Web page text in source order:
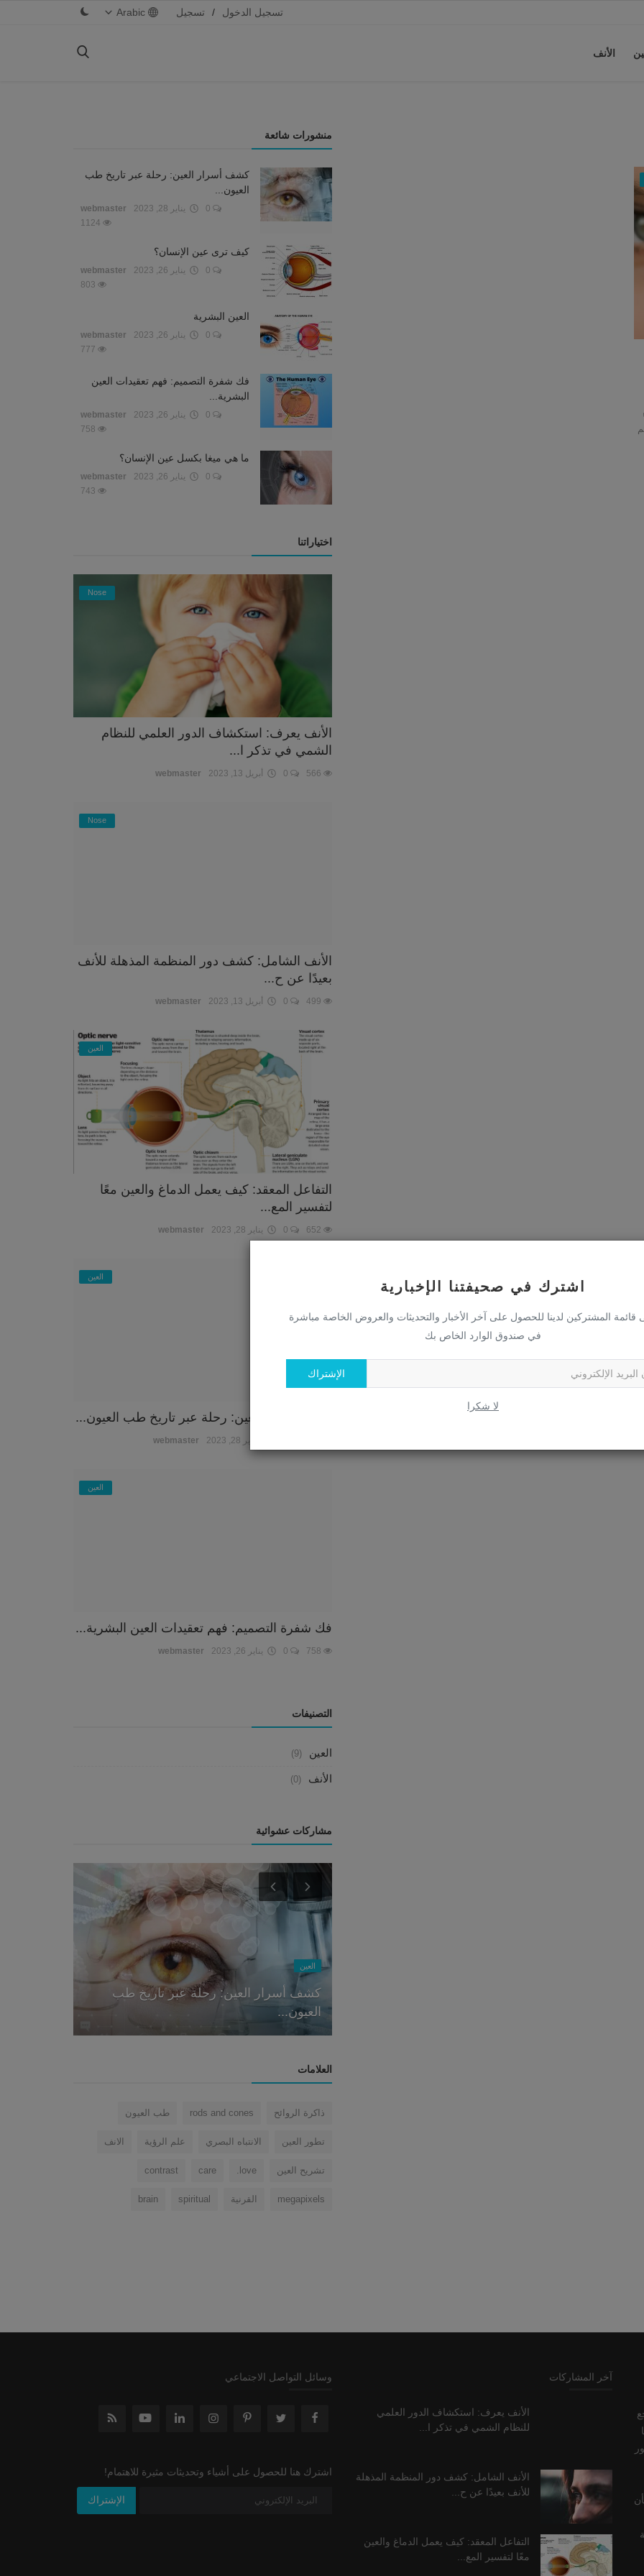
تسجيل الدخول / تسجيل
الأنف
اشترك في صحيفتنا الإخبارية
قائمة المشتركين لدينا للحصول على آخر الأخبار والتحديثات والعروض الخاصة مباشرة
في صندوق الوارد الخاص بك
الإشتراك
لا شكرا
منشورات شائعة
كشف أسرار العين: رحلة عبر تاريخ طب
العيون...
webmaster يناير 28, 2023
كيف ترى عين الإنسان؟
webmaster يناير 26, 2023
العين البشرية
webmaster يناير 26, 2023
فك شفرة التصميم: فهم تعقيدات العين
البشرية...
webmaster يناير 26, 2023
ما هي ميغا بكسل عين الإنسان؟
webmaster يناير 26, 2023
اختياراتنا
Nose
الأنف يعرف: استكشاف الدور العلمي للنظام
الشمي في تذكر ا...
webmaster أبريل 13, 2023
Nose
الأنف الشامل: كشف دور المنظمة المذهلة للأنف
بعيدًا عن ح...
webmaster أبريل 13, 2023
العين
التفاعل المعقد: كيف يعمل الدماغ والعين معًا
لتفسير المع...
webmaster يناير 28, 2023
العين
كشف أسرار العين: رحلة عبر تاريخ طب العيون...
webmaster يناير 28, 2023
العين
فك شفرة التصميم: فهم تعقيدات العين البشرية...
webmaster يناير 26, 2023
التصنيفات
العين (9)
الأنف (0)
مشاركات عشوائية
العين
كشف أسرار العين: رحلة عبر تاريخ طب
العيون...
العلامات
ذاكرة الروائح rods and cones طب العيون
تطور العين الانتباه البصري علم الرؤية الانف
تشريح العين love.
care
contrast
megapixels القرنية spiritual
brain
آخر المشاركات
الأنف يعرف: استكشاف الدور العلمي
للنظام الشمي في تذكر ا...
الأنف الشامل: كشف دور المنظمة المذهلة
للأنف بعيدًا عن ح...
التفاعل المعقد: كيف يعمل الدماغ والعين
معًا لتفسير المع...
وسائل التواصل الاجتماعي
اشترك هنا للحصول على أشياء وتحديثات مثيرة للاهتمام!
الإشتراك